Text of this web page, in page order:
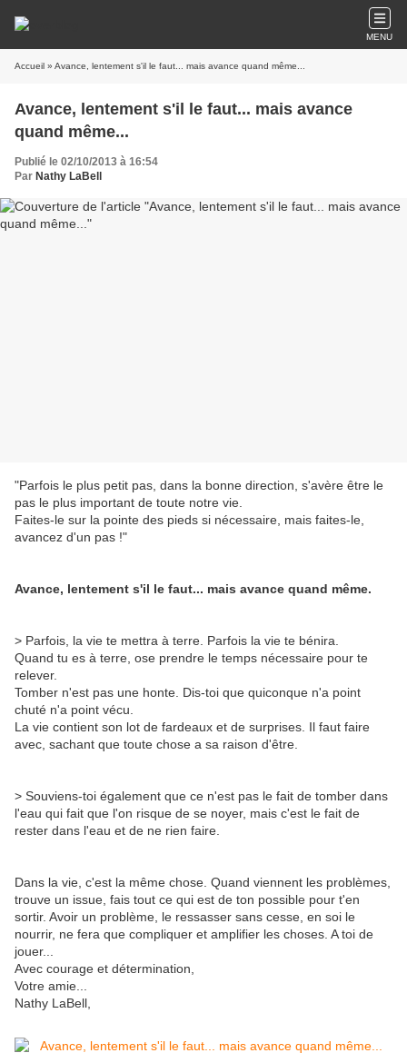
MENU
Accueil » Avance, lentement s'il le faut... mais avance quand même...
Avance, lentement s'il le faut... mais avance
quand même...
Publié le 02/10/2013 à 16:54
Par Nathy LaBell
"Parfois le plus petit pas, dans la bonne direction, s'avère être le
pas le plus important de toute notre vie.
Faites-le sur la pointe des pieds si nécessaire, mais faites-le,
avancez d'un pas !"
Avance, lentement s'il le faut... mais avance quand même.
> Parfois, la vie te mettra à terre. Parfois la vie te bénira.
Quand tu es à terre, ose prendre le temps nécessaire pour te
relever.
Tomber n'est pas une honte. Dis-toi que quiconque n'a point
chuté n'a point vécu.
La vie contient son lot de fardeaux et de surprises. Il faut faire
avec, sachant que toute chose a sa raison d'être.
> Souviens-toi également que ce n'est pas le fait de tomber dans
l'eau qui fait que l'on risque de se noyer, mais c'est le fait de
rester dans l'eau et de ne rien faire.
Dans la vie, c'est la même chose. Quand viennent les problèmes,
trouve un issue, fais tout ce qui est de ton possible pour t'en
sortir. Avoir un problème, le ressasser sans cesse, en soi le
nourrir, ne fera que compliquer et amplifier les choses. A toi de
jouer...
Avec courage et détermination,
Votre amie...
Nathy LaBell,